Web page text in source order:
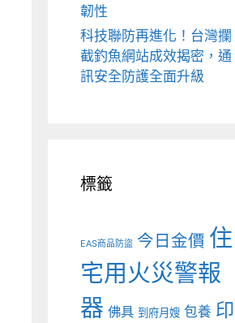
韌性
科技聯防再進化！台灣攔
截釣魚網站成效揭密，通
訊安全防護全面升級
標籤
EAS商品防盜 今日金價 住
宅用火災警報
器 佛具 到府月嫂 包養 印